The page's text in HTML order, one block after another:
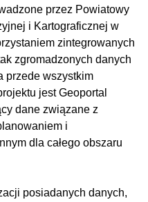
przez Powiatowy
i Kartograficznej w
zintegrowanych
zgromadzonych danych
przede wszystkim
jest Geoportal
dane związane z
i
dla całego obszaru
posiadanych danych,